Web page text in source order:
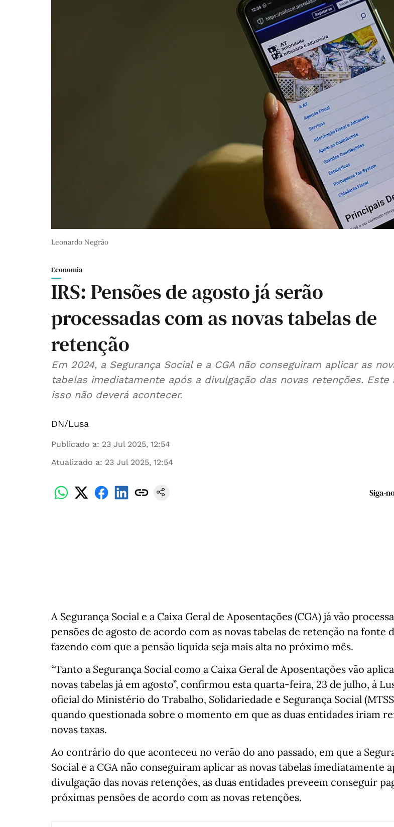
Leonardo Negrão
Economia
IRS: Pensões de agosto já serão
processadas com as novas tabelas de
retenção
Em 2024, a Segurança Social e a CGA não conseguiram aplicar as
tabelas imediatamente após a divulgação das novas retenções. Este
isso não deverá acontecer.
DN/Lusa
Publicado a: 23 Jul 2025, 12:54
Atualizado a: 23 Jul 2025, 12:54
Siga-
A Segurança Social e a Caixa Geral de Aposentações (CGA) já vão
pensões de agosto de acordo com as novas tabelas de retenção na fonte
fazendo com que a pensão líquida seja mais alta no próximo mês.
“Tanto a Segurança Social como a Caixa Geral de Aposentações vão
novas tabelas já em agosto”, confirmou esta quarta-feira, 23 de julho, à
oficial do Ministério do Trabalho, Solidariedade e Segurança Social
quando questionada sobre o momento em que as duas entidades iriam
novas taxas.
Ao contrário do que aconteceu no verão do ano passado, em que a
Social e a CGA não conseguiram aplicar as novas tabelas imediatamente
divulgação das novas retenções, as duas entidades preveem conseguir
próximas pensões de acordo com as novas retenções.